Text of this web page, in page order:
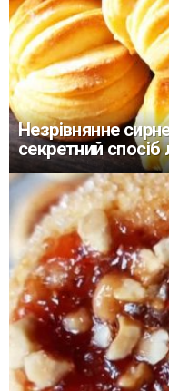
Незрівнянне
секретний